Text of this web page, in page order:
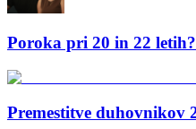
Poroka pri 20 in 22
Premestitve duhovnikov